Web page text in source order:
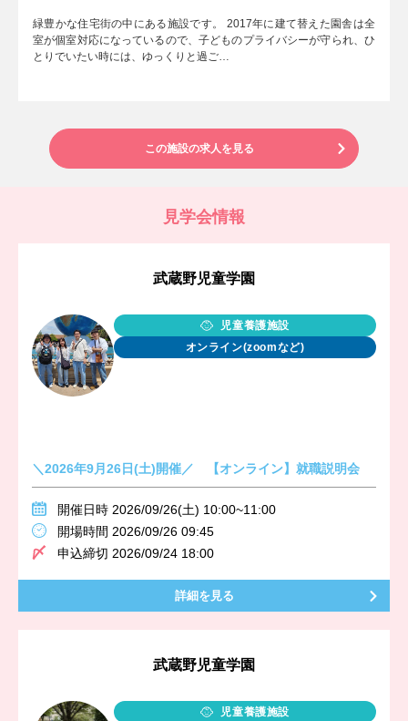
緑豊かな住宅街の中にある施設です。 2017年に建て替えた園舎は全
室が個室対応になっているので、子どものプライバシーが守られ、ひ
とりでいたい時には、ゆっくりと過ご…
この施設の求人を見る
見学会情報
武蔵野児童学園
児童養護施設
オンライン(zoomなど)
＼2026年9月26日(土)開催／ 【オンライン】就職説明会
開催日時 2026/09/26(土) 10:00~11:00
開場時間 2026/09/26 09:45
申込締切 2026/09/24 18:00
詳細を見る
武蔵野児童学園
児童養護施設